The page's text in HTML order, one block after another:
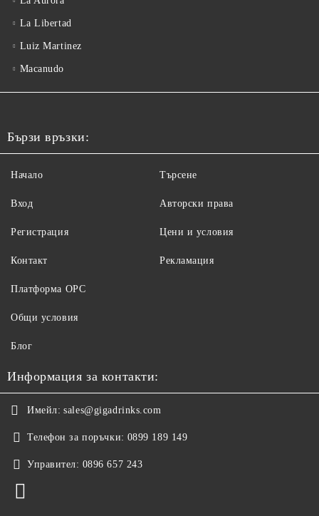
La Libertad
Luiz Martinez
Macanudo
Бързи връзки:
Начало
Вход
Регистрация
Контакт
Търсене
Авторски права
Цени и условия
Рекламация
Платформа ОРС
Общи условия
Блог
Информация за контакти:
Имейл: sales@gigadrinks.com
Телефон за поръчки: 0899 189 149
Управител: 0896 657 243